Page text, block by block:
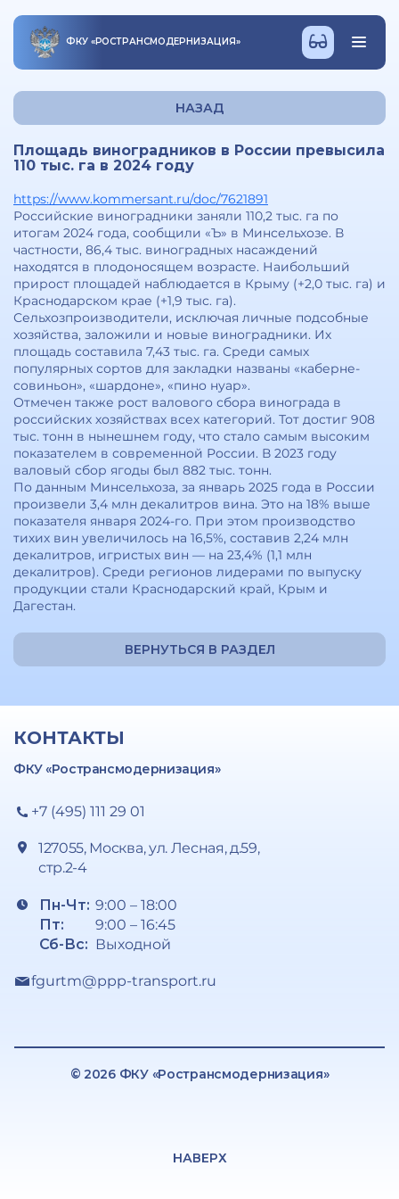
ФКУ «РОСТРАНСМОДЕРНИЗАЦИЯ»
НАЗАД
Площадь виноградников в России превысила
110 тыс. га в 2024 году
https://www.kommersant.ru/doc/7621891
Российские виноградники заняли 110,2 тыс. га по
итогам 2024 года, сообщили «Ъ» в Минсельхозе. В
частности, 86,4 тыс. виноградных насаждений
находятся в плодоносящем возрасте. Наибольший
прирост площадей наблюдается в Крыму (+2,0 тыс. га) и
Краснодарском крае (+1,9 тыс. га).
Сельхозпроизводители, исключая личные подсобные
хозяйства, заложили и новые виноградники. Их
площадь составила 7,43 тыс. га. Среди самых
популярных сортов для закладки названы «каберне-
совиньон», «шардоне», «пино нуар».
Отмечен также рост валового сбора винограда в
российских хозяйствах всех категорий. Тот достиг 908
тыс. тонн в нынешнем году, что стало самым высоким
показателем в современной России. В 2023 году
валовый сбор ягоды был 882 тыс. тонн.
По данным Минсельхоза, за январь 2025 года в России
произвели 3,4 млн декалитров вина. Это на 18% выше
показателя января 2024-го. При этом производство
тихих вин увеличилось на 16,5%, составив 2,24 млн
декалитров, игристых вин — на 23,4% (1,1 млн
декалитров). Среди регионов лидерами по выпуску
продукции стали Краснодарский край, Крым и
Дагестан.
ВЕРНУТЬСЯ В РАЗДЕЛ
КОНТАКТЫ
ФКУ «Ространсмодернизация»
+7 (495) 111 29 01
127055, Москва, ул. Лесная, д.59,
стр.2-4
Пн-Чт:
Пт:
Сб-Вс:
9:00 – 18:00
9:00 – 16:45
Выходной
fgurtm@ppp-transport.ru
© 2026 ФКУ «Ространсмодернизация»
НАВЕРХ